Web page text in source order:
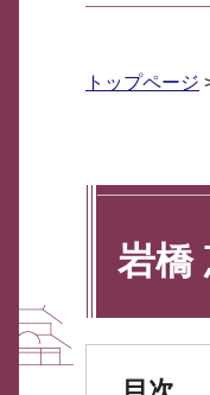
トップページ
岩橋